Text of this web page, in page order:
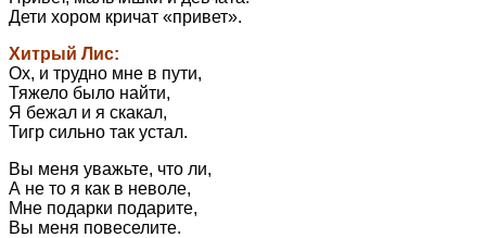
Дети хором кричат «привет».
Хитрый Лис:
Ох, и трудно мне в пути,
Тяжело было найти,
Я бежал и я скакал,
Тигр сильно так устал.
Вы меня уважьте, что ли,
А не то я как в неволе,
Мне подарки подарите,
Вы меня повеселите.